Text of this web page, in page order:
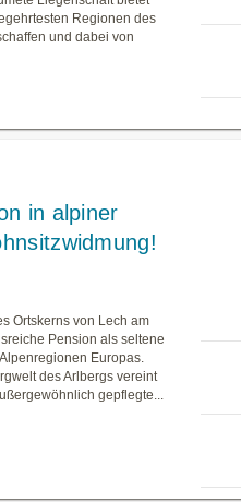
Regionen des
und dabei von
in alpiner
Ortskerns von Lech am
Pension als seltene
Europas.
des Arlbergs vereint
gepflegte...